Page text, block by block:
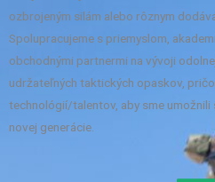
ozbrojeným silám alebo rôznym
Spolupracujeme s priemyslom,
obchodnými partnermi na vývoji
udržateľných taktických opaskov,
technológií/talentov, aby sme
novej generácie.